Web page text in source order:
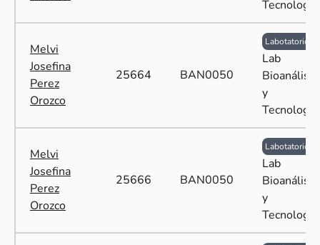
Tecnología
Melvi
Josefina
Perez
Orozco
25664 BAN0050
Labotatorio
Lab
Bioanálisis
y
Tecnología
Melvi
Josefina
Perez
Orozco
25666 BAN0050
Labotatorio
Lab
Bioanálisis
y
Tecnología